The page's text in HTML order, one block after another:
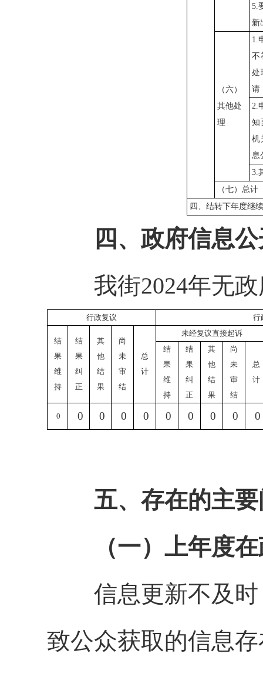
5.
新
（六）
其他处
理
1.
不
处
请
2.
知
机
息
3.
（七）总计
四、结转下年度继
四、政府信息
我街2024年无政
行政复议 行
结
果
维
持
结
果
纠
正
其
他
结
果
尚
未
审
结
总
计
未经复议直接起诉
结
果
维
持
结
果
纠
正
其
他
结
果
尚
未
审
结
总
计
0 0 0 0 0 0 0 0 0 0
五、存在的主
（一）上年度
信息更新不及时
致公众获取的信息